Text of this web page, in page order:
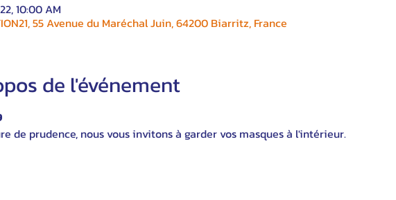
10:00 AM
55 Avenue du Maréchal Juin, 64200 Biarritz, France
de l'événement
de prudence, nous vous invitons à garder vos masques à l'intérieur.